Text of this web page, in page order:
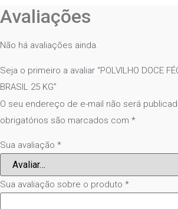
Avaliações
Não há avaliações ainda.
Seja o primeiro a avaliar “POLVILHO DOCE
BRASIL 25 KG”
O seu endereço de e-mail não será
obrigatórios são marcados com *
Sua avaliação *
Sua avaliação sobre o produto *